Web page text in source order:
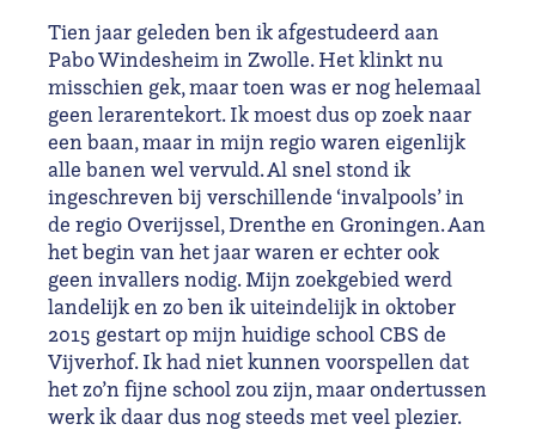
Tien jaar geleden ben ik afgestudeerd aan
Pabo Windesheim in Zwolle. Het klinkt nu
misschien gek, maar toen was er nog helemaal
geen lerarentekort. Ik moest dus op zoek naar
een baan, maar in mijn regio waren eigenlijk
alle banen wel vervuld. Al snel stond ik
ingeschreven bij verschillende ‘invalpools’ in
de regio Overijssel, Drenthe en Groningen. Aan
het begin van het jaarwaren er echter ook
geen invallers nodig. Mijn zoekgebied werd
landelijk en zo ben ik uiteindelijk in oktober
2015 gestart op mijn huidige school CBS de
Vijverhof. Ik had niet kunnen voorspellen dat
het zo’n fijne school zou zijn, maar ondertussen
werk ik daar dus nog steeds met veel plezier.